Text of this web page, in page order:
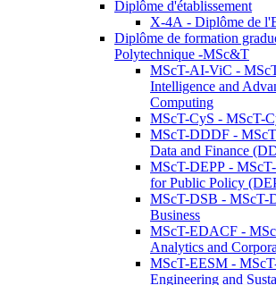
Diplôme d'établissement
X-4A - Diplôme de
Diplôme de formation
Polytechnique -MSc&T
MScT-AI-ViC -
Intelligence and
Computing
MScT-CyS - MScT-
MScT-DDDF -
Data and Finance
MScT-DEPP -
for Public Policy
MScT-DSB - MScT-
Business
MScT-EDACF -
Analytics and
MScT-EESM -
Engineering and